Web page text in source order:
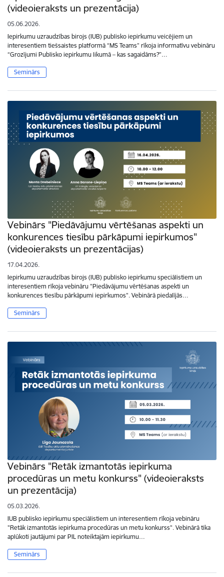
(videoieraksts un prezentācija)
05.06.2026.
Iepirkumu uzraudzības birojs (IUB) publisko iepirkumu veicējiem un
interesentiem tiešsaistes platformā “MS Teams” rīkoja informatīvu vebināru
“Grozījumi Publisko iepirkumu likumā – kas sagaidāms?”…
Seminārs
Vebinārs "Piedāvājumu vērtēšanas aspekti un
konkurences tiesību pārkāpumi iepirkumos"
(videoieraksts un prezentācijas)
17.04.2026.
Iepirkumu uzraudzības birojs (IUB) publisko iepirkumu speciālistiem un
interesentiem rīkoja vebināru "Piedāvājumu vērtēšanas aspekti un
konkurences tiesību pārkāpumi iepirkumos". Vebinārā piedalījās…
Seminārs
Vebinārs "Retāk izmantotās iepirkuma
procedūras un metu konkurss" (videoieraksts
un prezentācija)
05.03.2026.
IUB publisko iepirkumu speciālistiem un interesentiem rīkoja vebināru
"Retāk izmantotās iepirkuma procedūras un metu konkurss". Vebinārā tika
aplūkoti jautājumi par PIL noteiktajām iepirkumu…
Seminārs